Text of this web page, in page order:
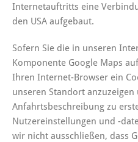
Internetauftritts eine
den USA aufgebaut.
Sofern Sie die in unseren
Komponente Google Maps
Ihren Internet-Browser ein
unseren Standort anzuzeigen
Anfahrtsbeschreibung zu
Nutzereinstellungen und -
wir nicht ausschließen, dass